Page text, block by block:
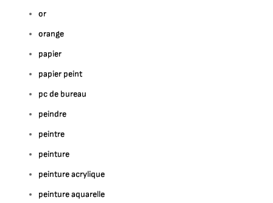
or
orange
papier
papier peint
pc de bureau
peindre
peintre
peinture
peinture acrylique
peinture aquarelle